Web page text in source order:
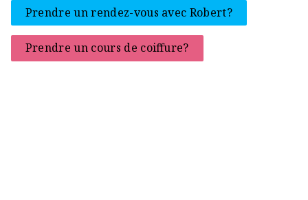
Prendre un rendez-vous avec Robert?
Prendre un cours de coiffure?